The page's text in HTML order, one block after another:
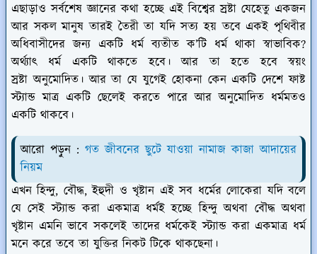
এছাড়াও সর্বশেষ জ্ঞানের কথা হচ্ছে এই বিশ্বের স্রষ্টা যেহেতু একজন
আর সকল মানুষ তারই তৈরী তা যদি সত্য হয় তবে একই পৃথিবীর
অধিবাসীদের জন্য একটি ধর্ম ব্যতীত ক’টি ধর্ম থাকা স্বাভাবিক?
অর্থ্যাৎ ধর্ম একটি থাকতে হবে। আর তা হতে হবে স্বয়ং
স্রষ্টা অনুমোদিত। আর তা যে যুগেই হোকনা কেন একটি দেশে ফাষ্ট
স্ট্যান্ড মাত্র একটি ছেলেই করতে পারে আর অনুমোদিত ধর্মমতও
একটি থাকবে।
আরো পড়ুন : গত জীবনের ছুটে যাওয়া নামাজ কাজা আদায়ের
নিয়ম
এখন হিন্দু, বৌদ্ধ, ইহুদী ও খৃষ্টান এই সব ধর্মের লোকেরা যদি বলে
যে সেই স্ট্যান্ড করা একমাত্র ধর্মই হচ্ছে হিন্দু অথবা বৌদ্ধ অথবা
খৃষ্টান এমনি ভাবে সকলেই তাদের ধর্মকেই স্ট্যান্ড করা একমাত্র ধর্ম
মনে করে তবে তা যুক্তির নিকট টিকে থাকছেনা।